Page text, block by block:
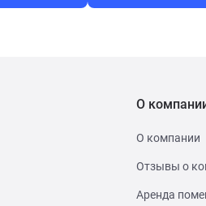
О
О компании
Отзывы о
Аренда